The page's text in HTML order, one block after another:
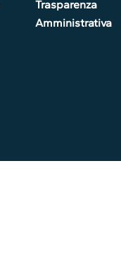
Trasparenza
Amministrativa